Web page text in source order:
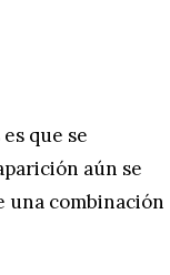
que se
aún se
una combinación